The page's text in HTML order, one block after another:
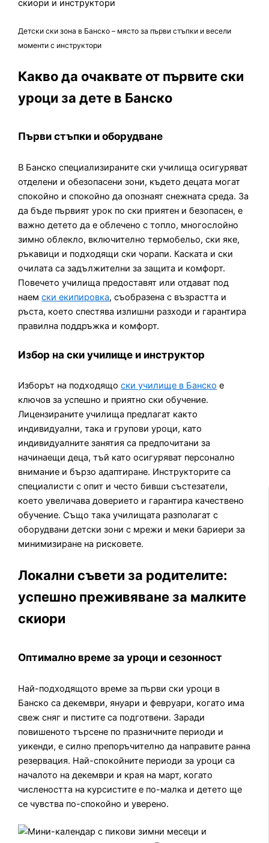
Детски ски зона в Банско – място за първи стъпки и весели
моменти с инструктори
Какво да очаквате от първите ски
уроци за дете в Банско
Първи стъпки и оборудване
В Банско специализираните ски училища осигуряват
отделени и обезопасени зони, където децата могат
спокойно и спокойно да опознаят снежната среда. За
да бъде първият урок по ски приятен и безопасен, е
важно детето да е облечено с топло, многослойно
зимно облекло, включително термобельо, ски яке,
ръкавици и подходящи ски чорапи. Каската и ски
очилата са задължителни за защита и комфорт.
Повечето училища предоставят или отдават под
наемски екипировка, съобразена с възрастта и
ръста, което спестява излишни разходи и гарантира
правилна поддръжка и комфорт.
Избор на ски училище и инструктор
Изборът на подходящоски училище в Банско е
ключов за успешно и приятно ски обучение.
Лицензираните училища предлагат както
индивидуални, така и групови уроци, като
индивидуалните занятия са предпочитани за
начинаещи деца, тъй като осигуряват персонално
внимание и бързо адаптиране. Инструкторите са
специалисти с опит и често бивши състезатели,
което увеличава доверието и гарантира качествено
обучение. Също така училищата разполагат с
оборудвани детски зони с мрежи и меки бариери за
минимизиране на рисковете.
Локални съвети за родителите:
успешно преживяване за малките
скиори
Оптимално време за уроци и сезонност
Най-подходящото време за първи ски уроци в
Банско са декември, януари и февруари, когато има
свеж сняг и пистите са подготвени. Заради
повишеното търсене по празничните периоди и
уикенди, е силно препоръчително да направите ранна
резервация. Най-спокойните периоди за уроци са
началото на декември и края на март, когато
числеността на курсистите е по-малка и детето ще
се чувства по-спокойно и уверено.